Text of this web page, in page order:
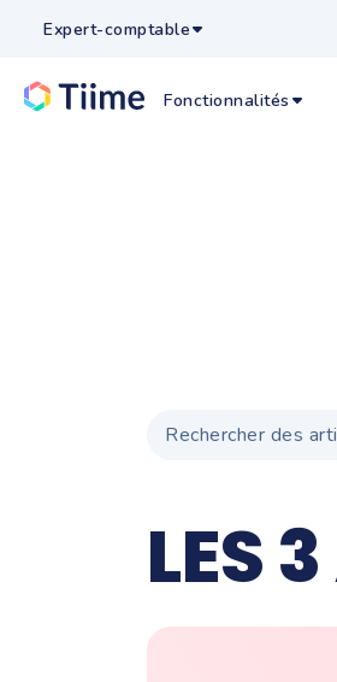
Expert-comptable
Fonctionnalités
LES